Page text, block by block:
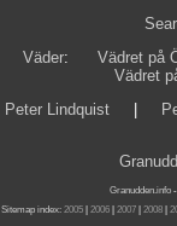
Väder: Vädret på
Vädret
Peter Lindquist
Granudden.info-
Sitemap index: 2005| 2006| 2007| 2008|